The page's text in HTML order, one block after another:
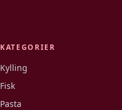
KATEGORIER
Kylling
Fisk
Pasta